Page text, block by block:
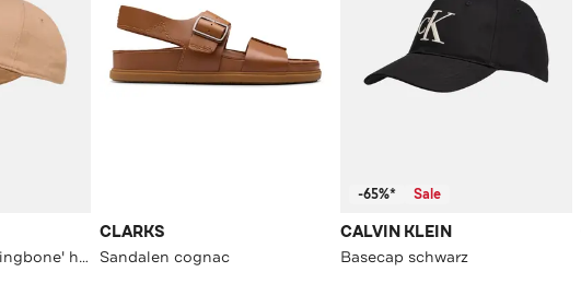
Basecap 'Flag Herringbone' hellbraun
CLARKS
Sandalen cognac
-65%* Sale
CALVIN KLEIN
Basecap schwarz